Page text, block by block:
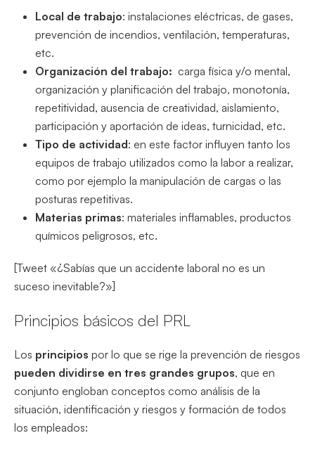
Local de trabajo: instalaciones eléctricas, de gases,
prevención de incendios, ventilación, temperaturas,
etc.
Organización del trabajo: carga física y/o mental,
organización y planificación del trabajo, monotonía,
repetitividad, ausencia de creatividad, aislamiento,
participación y aportación de ideas, turnicidad, etc.
Tipo de actividad: en este factor influyen tanto los
equipos de trabajo utilizados como la labor a realizar,
como por ejemplo la manipulación de cargas o las
posturas repetitivas.
Materias primas: materiales inflamables, productos
químicos peligrosos, etc.
[Tweet «¿Sabías que un accidente laboral no es un
suceso inevitable?»]
Principios básicos del PRL
Los principios por lo que se rige la prevención de riesgos
pueden dividirse en tres grandes grupos, que en
conjunto engloban conceptos como análisis de la
situación, identificación y riesgos y formación de todos
los empleados: